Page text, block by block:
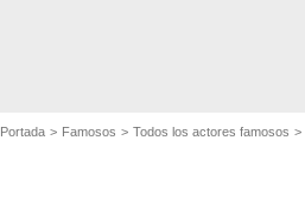
Portada Famosos Todos los actores famosos